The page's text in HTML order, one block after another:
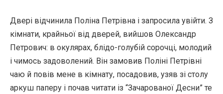
Двері відчинила Поліна Петрівна і запросила увійти. З
кімнати, крайньої від дверей, вийшов Олександр
Петрович: в окулярах, блідо-голубій сорочці, молодий
і чимось задоволений. Він замовив Поліні Петрівні
чаю й повів мене в кімнату, посадовив, узяв зі столу
аркуш паперу і почав читати із “Зачарованої Десни” те